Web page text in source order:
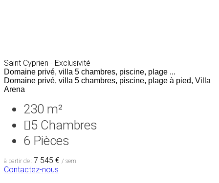
Saint Cyprien - Exclusivité
Domaine privé, villa 5 chambres, piscine, plage ...
Domaine privé, villa 5 chambres, piscine, plage à pied, Villa
Arena
230 m²
5 Chambres
6 Pièces
à partir de : 7 545 € / sem
Contactez-nous